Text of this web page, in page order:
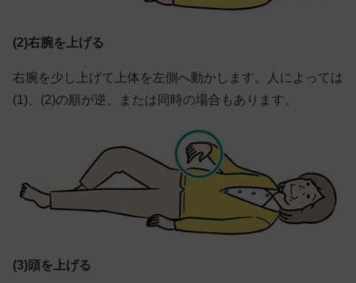
(2)右腕を上げる
右腕を少し上げて上体を左側へ動かします。人によっては
(1)、(2)の順が逆、または同時の場合もあります。
(3)頭を上げる